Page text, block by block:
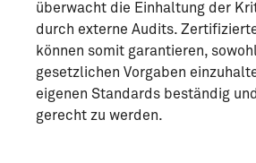
überwacht die Einhaltung der
durch externe Audits.
können somit garantieren,
gesetzlichen Vorgaben
eigenen Standards beständig
gerecht zu werden.